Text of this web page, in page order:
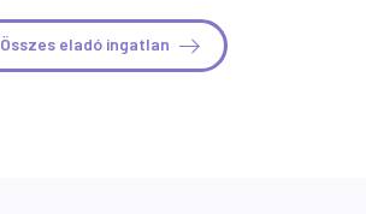
Összes eladó ingatlan